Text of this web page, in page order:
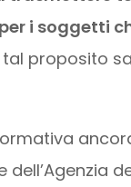
i soggetti
tal proposito